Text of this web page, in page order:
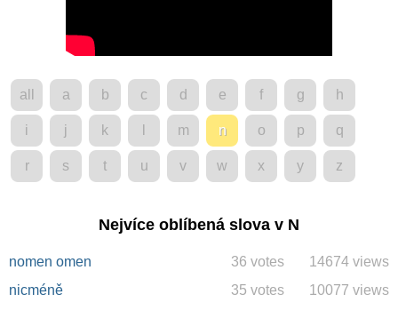
all a b c d e f g h
i j k m n o p q
r s t u v w x y z
Nejvíce oblíbená slova v N
nomen omen 14674 views
36 votes
nicméně
10077 views
35 votes